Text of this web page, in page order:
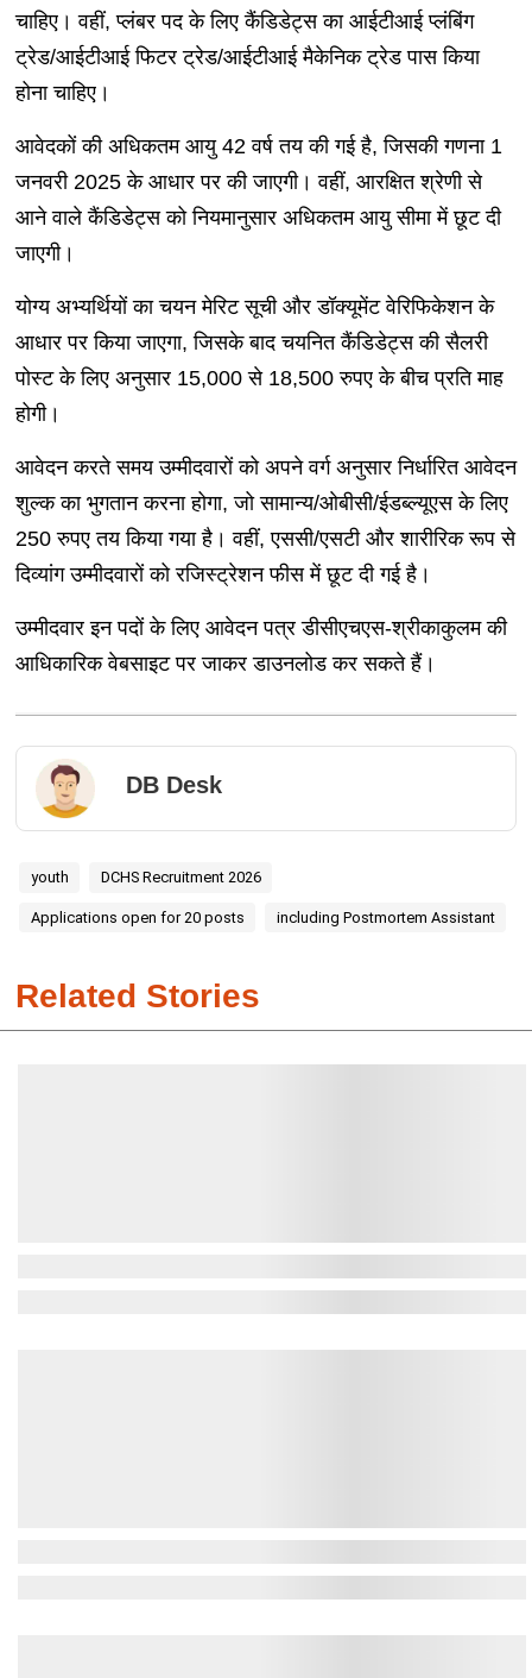
चाहिए। वहीं, प्लंबर पद के लिए कैंडिडेट्स का आईटीआई प्लंबिंग
ट्रेड/आईटीआई फिटर ट्रेड/आईटीआई मैकेनिक ट्रेड पास किया
होना चाहिए।
आवेदकों की अधिकतम आयु 42 वर्ष तय की गई है, जिसकी गणना 1
जनवरी 2025 के आधार पर की जाएगी। वहीं, आरक्षित श्रेणी से
आने वाले कैंडिडेट्स को नियमानुसार अधिकतम आयु सीमा में छूट दी
जाएगी।
योग्य अभ्यर्थियों का चयन मेरिट सूची और डॉक्यूमेंट वेरिफिकेशन के
आधार पर किया जाएगा, जिसके बाद चयनित कैंडिडेट्स की सैलरी
पोस्ट के लिए अनुसार 15,000 से 18,500 रुपए के बीच प्रति माह
होगी।
आवेदन करते समय उम्मीदवारों को अपने वर्ग अनुसार निर्धारित आवेदन
शुल्क का भुगतान करना होगा, जो सामान्य/ओबीसी/ईडब्ल्यूएस के लिए
250 रुपए तय किया गया है। वहीं, एससी/एसटी और शारीरिक रूप से
दिव्यांग उम्मीदवारों को रजिस्ट्रेशन फीस में छूट दी गई है।
उम्मीदवार इन पदों के लिए आवेदन पत्र डीसीएचएस-श्रीकाकुलम की
आधिकारिक वेबसाइट पर जाकर डाउनलोड कर सकते हैं।
DB Desk
youth DCHS Recruitment 2026
Applications open for 20 posts including Postmortem Assistant
Related Stories